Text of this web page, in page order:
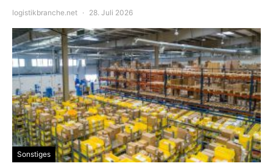
logistikbranche.net 28. Juli 2026
Sonstiges